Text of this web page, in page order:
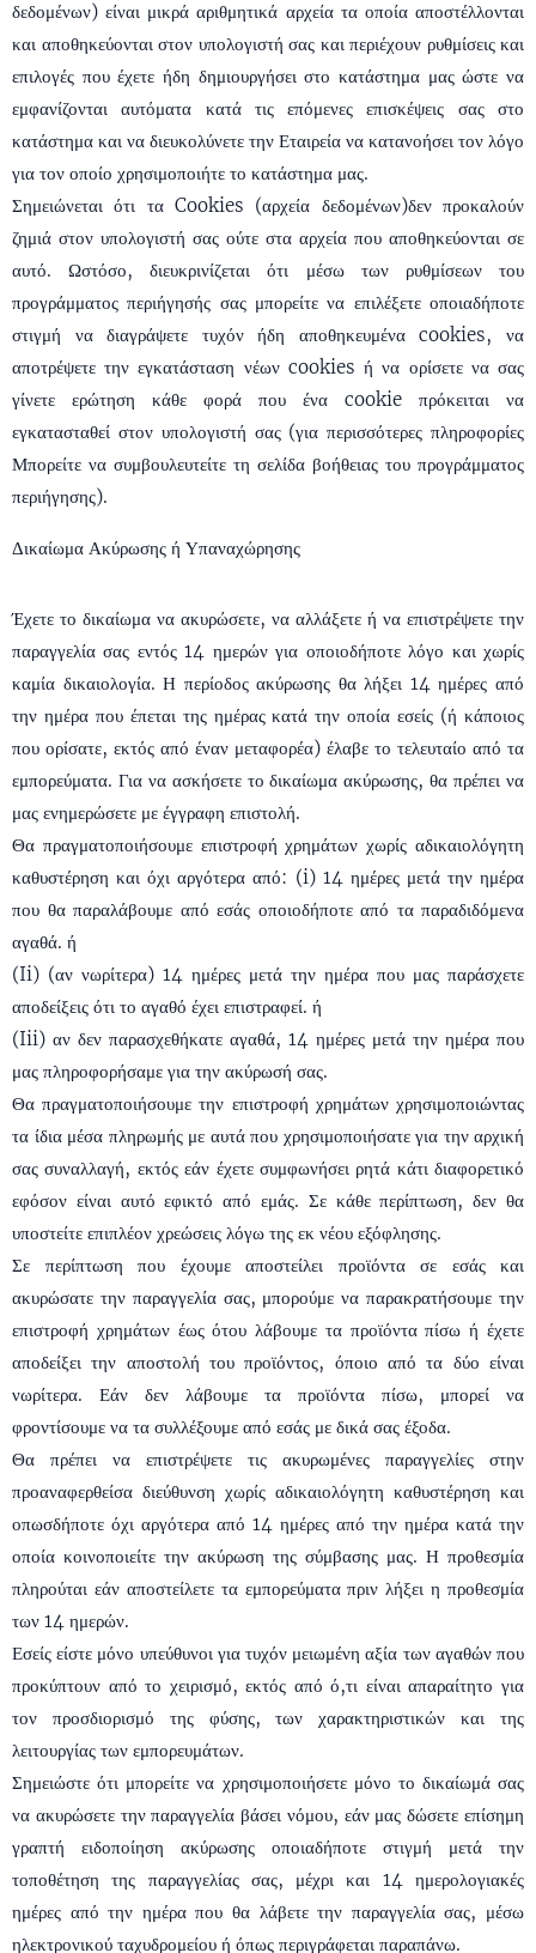
δεδομένων) είναι μικρά αριθμητικά αρχεία τα οποία αποστέλλονται
και αποθηκεύονται στον υπολογιστή σας και περιέχουν ρυθμίσεις και
επιλογές που έχετε ήδη δημιουργήσει στο κατάστημα μας ώστε να
εμφανίζονται αυτόματα κατά τις επόμενες επισκέψεις σας στο
κατάστημα και να διευκολύνετε την Εταιρεία να κατανοήσει τον λόγο
για τον οποίο χρησιμοποιήτε το κατάστημα μας.
Σημειώνεται ότι τα Cookies (αρχεία δεδομένων)δεν προκαλούν
ζημιά στον υπολογιστή σας ούτε στα αρχεία που αποθηκεύονται σε
αυτό. Ωστόσο, διευκρινίζεται ότι μέσω των ρυθμίσεων του
προγράμματος περιήγησής σας μπορείτε να επιλέξετε οποιαδήποτε
στιγμή να διαγράψετε τυχόν ήδη αποθηκευμένα cookies, να
αποτρέψετε την εγκατάσταση νέων cookies ή να ορίσετε να σας
γίνετε ερώτηση κάθε φορά που ένα cookie πρόκειται να
εγκατασταθεί στον υπολογιστή σας (για περισσότερες πληροφορίες
Μπορείτε να συμβουλευτείτε τη σελίδα βοήθειας του προγράμματος
περιήγησης).
Δικαίωμα Ακύρωσης ή Υπαναχώρησης
Έχετε το δικαίωμα να ακυρώσετε, να αλλάξετε ή να επιστρέψετε την
παραγγελία σας εντός 14 ημερών για οποιοδήποτε λόγο και χωρίς
καμία δικαιολογία. Η περίοδος ακύρωσης θα λήξει 14 ημέρες από
την ημέρα που έπεται της ημέρας κατά την οποία εσείς (ή κάποιος
που ορίσατε, εκτός από έναν μεταφορέα) έλαβε το τελευταίο από τα
εμπορεύματα. Για να ασκήσετε το δικαίωμα ακύρωσης, θα πρέπει να
μας ενημερώσετε με έγγραφη επιστολή.
Θα πραγματοποιήσουμε επιστροφή χρημάτων χωρίς αδικαιολόγητη
καθυστέρηση και όχι αργότερα από: (i) 14 ημέρες μετά την ημέρα
που θα παραλάβουμε από εσάς οποιοδήποτε από τα παραδιδόμενα
αγαθά. ή
(Ii) (αν νωρίτερα) 14 ημέρες μετά την ημέρα που μας παράσχετε
αποδείξεις ότι το αγαθό έχει επιστραφεί. ή
(Iii) αν δεν παρασχεθήκατε αγαθά, 14 ημέρες μετά την ημέρα που
μας πληροφορήσαμε για την ακύρωσή σας.
Θα πραγματοποιήσουμε την επιστροφή χρημάτων χρησιμοποιώντας
τα ίδια μέσα πληρωμής με αυτά που χρησιμοποιήσατε για την αρχική
σας συναλλαγή, εκτός εάν έχετε συμφωνήσει ρητά κάτι διαφορετικό
εφόσον είναι αυτό εφικτό από εμάς. Σε κάθε περίπτωση, δεν θα
υποστείτε επιπλέον χρεώσεις λόγω της εκ νέου εξόφλησης.
Σε περίπτωση που έχουμε αποστείλει προϊόντα σε εσάς και
ακυρώσατε την παραγγελία σας, μπορούμε να παρακρατήσουμε την
επιστροφή χρημάτων έως ότου λάβουμε τα προϊόντα πίσω ή έχετε
αποδείξει την αποστολή του προϊόντος, όποιο από τα δύο είναι
νωρίτερα. Εάν δεν λάβουμε τα προϊόντα πίσω, μπορεί να
φροντίσουμε να τα συλλέξουμε από εσάς με δικά σας έξοδα.
Θα πρέπει να επιστρέψετε τις ακυρωμένες παραγγελίες στην
προαναφερθείσα διεύθυνση χωρίς αδικαιολόγητη καθυστέρηση και
οπωσδήποτε όχι αργότερα από 14 ημέρες από την ημέρα κατά την
οποία κοινοποιείτε την ακύρωση της σύμβασης μας. Η προθεσμία
πληρούται εάν αποστείλετε τα εμπορεύματα πριν λήξει η προθεσμία
των 14 ημερών.
Εσείς είστε μόνο υπεύθυνοι για τυχόν μειωμένη αξία των αγαθών που
προκύπτουν από το χειρισμό, εκτός από ό,τι είναι απαραίτητο για
τον προσδιορισμό της φύσης, των χαρακτηριστικών και της
λειτουργίας των εμπορευμάτων.
Σημειώστε ότι μπορείτε να χρησιμοποιήσετε μόνο το δικαίωμά σας
να ακυρώσετε την παραγγελία βάσει νόμου, εάν μας δώσετε επίσημη
γραπτή ειδοποίηση ακύρωσης οποιαδήποτε στιγμή μετά την
τοποθέτηση της παραγγελίας σας, μέχρι και 14 ημερολογιακές
ημέρες από την ημέρα που θα λάβετε την παραγγελία σας, μέσω
ηλεκτρονικού ταχυδρομείου ή όπως περιγράφεται παραπάνω.